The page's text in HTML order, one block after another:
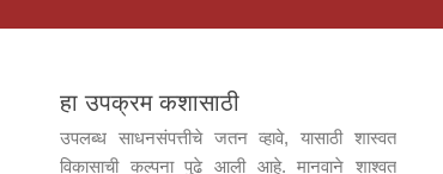
हा उपक्रम कशासाठी
उपलब्ध साधनसंपत्तीचे जतन व्हावे, यासाठी शास्वत
विकासाची कल्पना पुढे आली आहे. मानवाने शाश्वत